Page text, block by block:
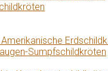
Sumpfschildkröten